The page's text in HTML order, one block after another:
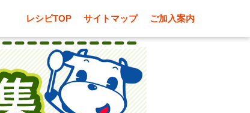
レシピTOP サイトマップ ご加入案内